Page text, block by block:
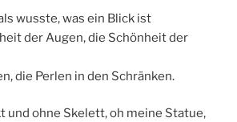
wusste, was ein Blick ist
der Augen, die Schönheit der
die Perlen in den Schränken.
und ohne Skelett, oh meine Statue,